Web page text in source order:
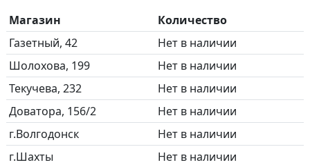
Магазин
Количество
Газетный, 42
Нет в наличии
Шолохова, 199
Нет в наличии
Текучева, 232
Нет в наличии
Доватора, 156/2
Нет в наличии
г.Волгодонск
Нет в наличии
г.Шахты
Нет в наличии